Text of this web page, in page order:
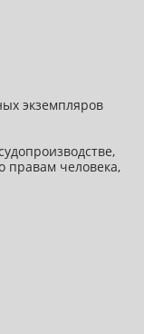
экземпляров
правам человека,